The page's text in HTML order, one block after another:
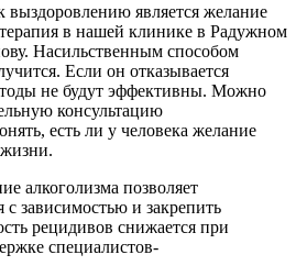
является желание
в нашей клинике в Радужном
Насильственным способом
Если он отказывается
не будут эффективны. Можно
консультацию
есть ли у человека желание
алкоголизма позволяет
с зависимостью и закрепить
рецидивов снижается при
специалистов-